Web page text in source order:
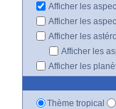
Afficher les
Afficher les
Afficher les
Afficher les
Afficher les
Thème tropical